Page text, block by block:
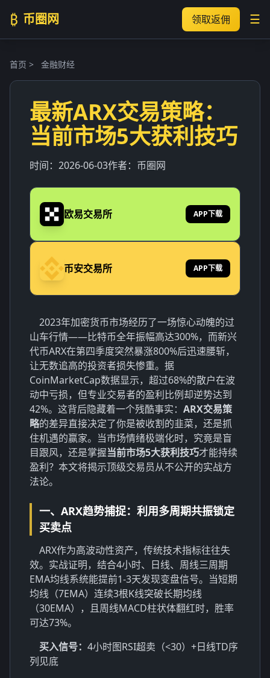
₿ 币圈网 领取返佣 ☰
首页 > 金融财经
最新ARX交易策略：
当前市场5大获利技巧
时间： 2026-06-03作者： 币圈网
欧易交易所 APP下载
币安交易所 APP下载
2023年加密货币市场经历了一场惊心动魄的过
山车行情——比特币全年振幅高达300%，而新兴
代币ARX在第四季度突然暴涨800%后迅速腰斩，
让无数追高的投资者损失惨重。据
CoinMarketCap数据显示，超过68%的散户在波
动中亏损，但专业交易者的盈利比例却逆势达到
42%。这背后隐藏着一个残酷事实： ARX交易策
略的差异直接决定了你是被收割的韭菜，还是抓
住机遇的赢家。当市场情绪极端化时，究竟是盲
目跟风，还是掌握当前市场5大获利技巧才能持续
盈利？本文将揭示顶级交易员从不公开的实战方
法论。
一、ARX趋势捕捉：利用多周期共振锁定
买卖点
ARX作为高波动性资产，传统技术指标往往失
效。实战证明，结合4小时、日线、周线三周期
EMA均线系统能提前1-3天发现变盘信号。当短期
均线（7EMA）连续3根K线突破长期均线
（30EMA），且周线MACD柱状体翻红时，胜率
可达73%。
买入信号： 4小时图RSI超卖（<30）+日线TD序
列见底